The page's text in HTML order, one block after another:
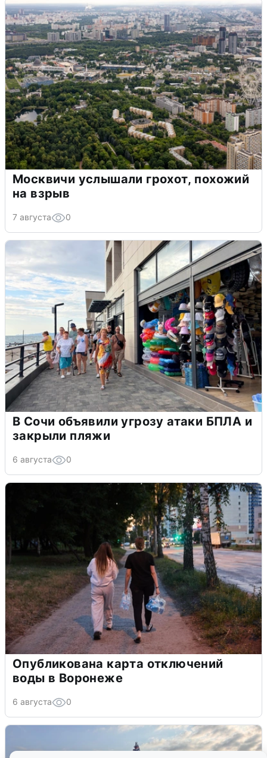
Москвичи услышали грохот, похожий
на взрыв
7 августа 0
В Сочи объявили угрозу атаки БПЛА и
закрыли пляжи
6 августа 0
Опубликована карта отключений
воды в Воронеже
6 августа 0